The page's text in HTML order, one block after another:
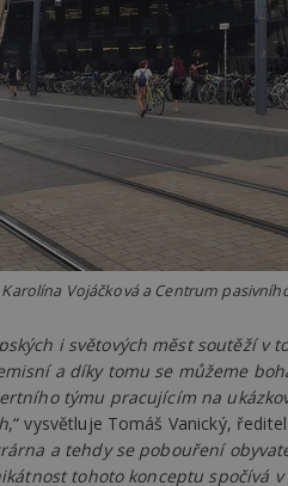
Vojáčková a Centrum
i světových měst soutěží v
a díky tomu se můžeme
týmu pracujícím na
,“ vysvětluje Tomáš Vanický,
a tehdy se pobouření
tohoto konceptu spočívá
Provider
/
Doména
_gid
Google
LLC
.estav.cz
Google
LLC
.estav.cz
CMID
TDID
test_cookie
id
Název
test
mobile
sssp_session
Název
tu
Gdyn
c
ui
_hjSession_170189
cct
ibbid